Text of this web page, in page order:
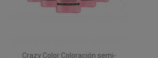
Crazy Color Coloración semi-